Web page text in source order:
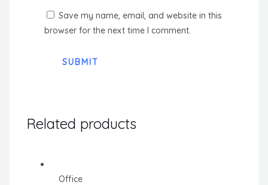
Save my name, email, and website in this
browser for the next time I comment.
Related products
Office